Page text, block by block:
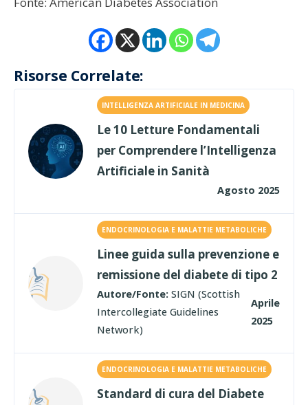
Risorse Correlate:
INTELLIGENZA ARTIFICIALE IN MEDICINA
Le 10 Letture Fondamentali
per Comprendere l’Intelligenza
Artificiale in Sanità
Agosto 2025
ENDOCRINOLOGIA E MALATTIE METABOLICHE
Linee guida sulla prevenzione e
remissione del diabete di tipo 2
Autore/Fonte: SIGN (Scottish
Intercollegiate Guidelines
Network)
Aprile
2025
ENDOCRINOLOGIA E MALATTIE METABOLICHE
Standard di cura del Diabete